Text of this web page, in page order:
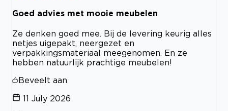
Goed advies met mooie meubelen
Ze denken goed mee. Bij de levering keurig alles
netjes uigepakt, neergezet en
verpakkingsmateriaal meegenomen. En ze
hebben natuurlijk prachtige meubelen!
Beveelt aan
11 July 2026